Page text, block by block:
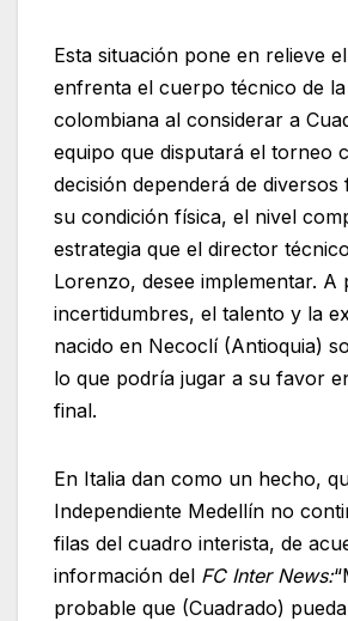
Esta situación pone en relieve
enfrenta el cuerpo técnico de
colombiana al considerar a
equipo que disputará el torneo
decisión dependerá de
su condición física, el nivel
estrategia que el director
Lorenzo, desee implementar. A
incertidumbres, el talento y la
nacido en Necoclí (Antioquia)
lo que podría jugar a su favor
final.
En Italia dan como un hecho,
Independiente Medellín no
filas del cuadro interista, de
información del FC Inter News:
probable que (Cuadrado)